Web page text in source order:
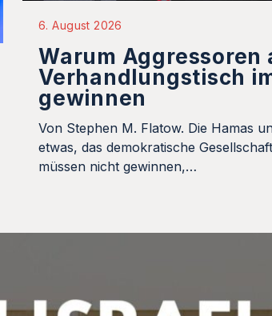
6. August 2026
Warum Aggressoren
Verhandlungstisch
gewinnen
Von Stephen M. Flatow. Die Hamas
etwas, das demokratische
müssen nicht gewinnen,…